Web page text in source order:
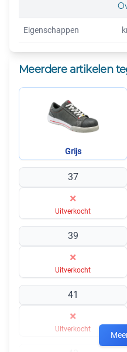
Eigenschappen
Meerdere artikelen
Grijs
37
×
Uitverkocht
39
×
Uitverkocht
41
×
Uitverkocht